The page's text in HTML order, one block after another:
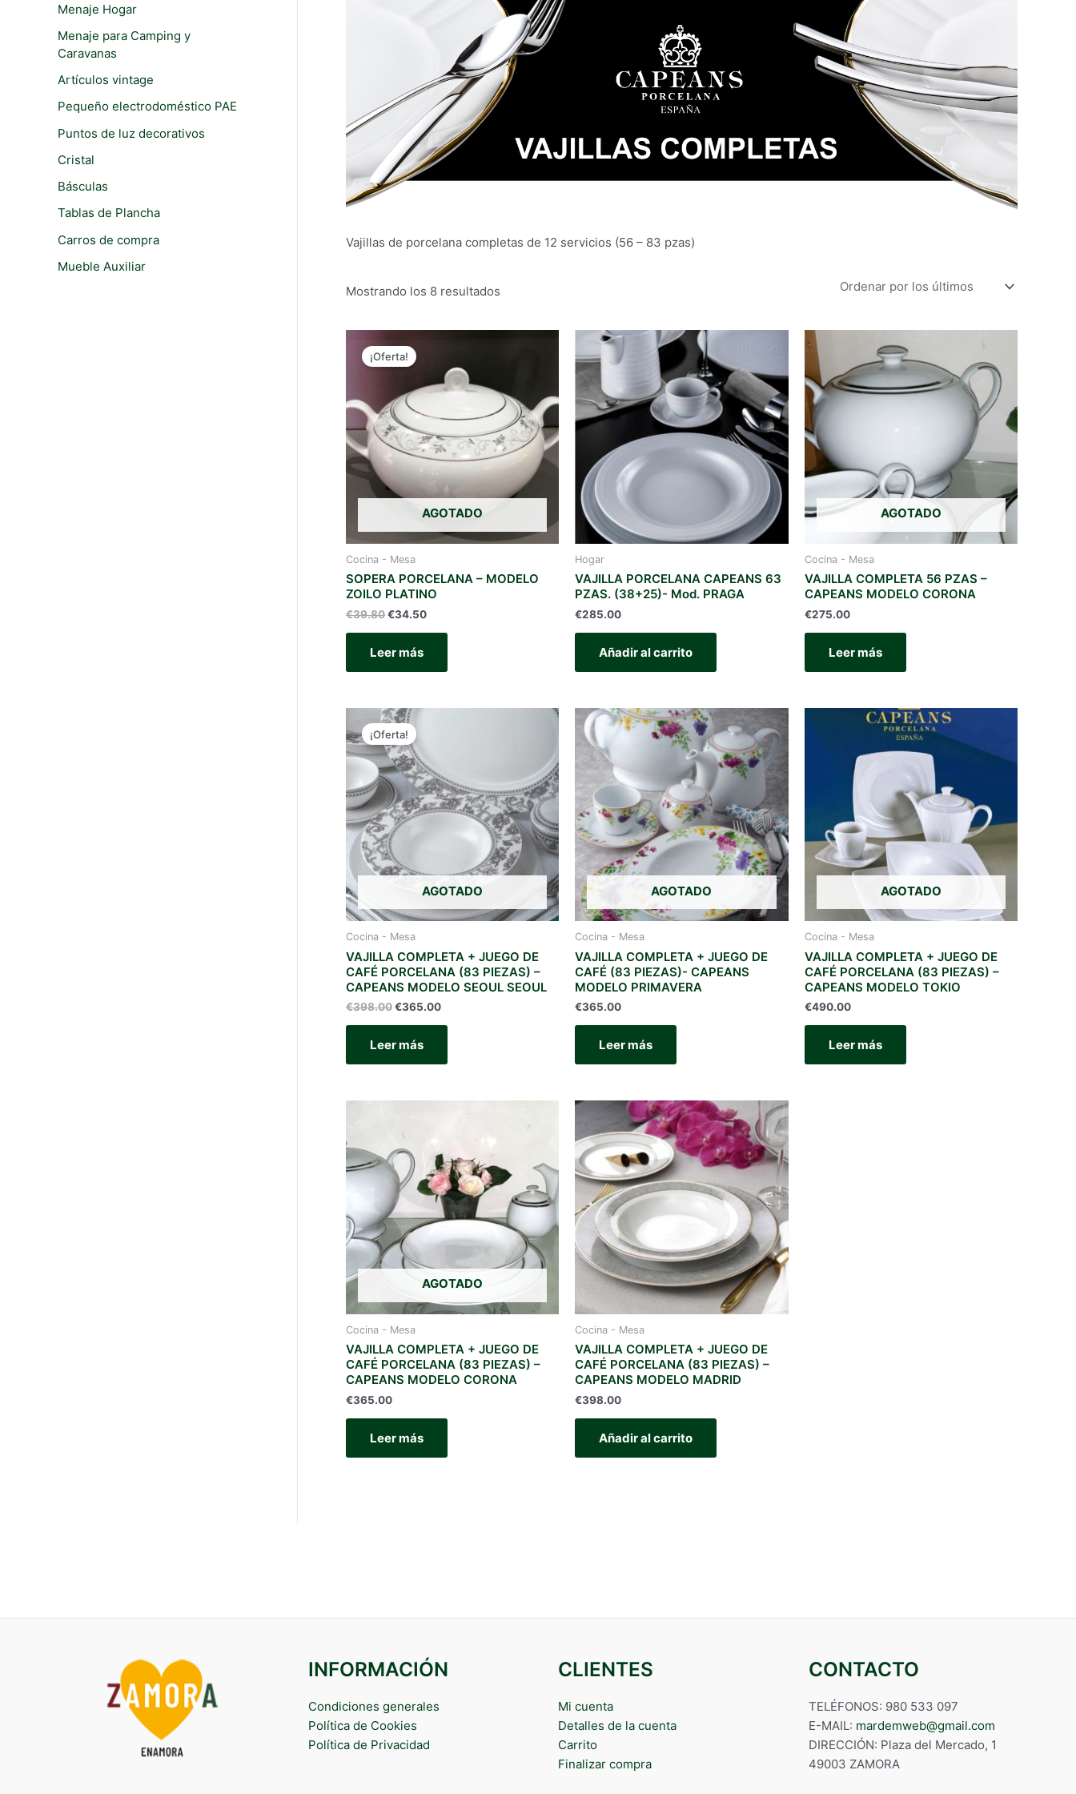
:
Menaje Hogar
Menaje para Camping y
Caravanas
Artículos vintage
Pequeño electrodoméstico PAE
Puntos de luz decorativos
Cristal
Básculas
Tablas de Plancha
Carros de compra
Mueble Auxiliar
Vajillas de porcelana completas de 12 servicios (56 – 83 pzas)
Mostrando los 8 resultados
últimos
AGOTADO
¡Oferta!
Cocina - Mesa
SOPERA PORCELANA – MODELO
ZOILO PLATINO
€39.80El
era:
€34.50El
€34.50.
Leer más
Hogar
VAJILLA PORCELANA CAPEANS 63
PZAS. (38+25)- Mod. PRAGA
€285.00
Añadir al carrito
AGOTADO
Cocina - Mesa
VAJILLA COMPLETA 56 PZAS –
CAPEANS MODELO CORONA
€275.00
Leer más
AGOTADO
¡Oferta!
Cocina - Mesa
VAJILLA COMPLETA + JUEGO DE
CAFÉ PORCELANA (83 PIEZAS) –
CAPEANS MODELO SEOUL SEOUL
€398.00El
era:
€365.00El
€365.00.
Leer más
AGOTADO
Cocina - Mesa
VAJILLA COMPLETA + JUEGO DE
CAFÉ (83 PIEZAS)- CAPEANS
MODELO PRIMAVERA
€365.00
Leer más
AGOTADO
Cocina - Mesa
VAJILLA COMPLETA + JUEGO DE
CAFÉ PORCELANA (83 PIEZAS) –
CAPEANS MODELO TOKIO
€490.00
Leer más
AGOTADO
Cocina - Mesa
VAJILLA COMPLETA + JUEGO DE
CAFÉ PORCELANA (83 PIEZAS) –
CAPEANS MODELO CORONA
€365.00
Leer más
Cocina - Mesa
VAJILLA COMPLETA + JUEGO DE
CAFÉ PORCELANA (83 PIEZAS) –
CAPEANS MODELO MADRID
€398.00
Añadir al carrito
INFORMACIÓN
Condiciones generales
Política de Cookies
Política de Privacidad
CLIENTES
Mi cuenta
Detalles de la cuenta
Carrito
Finalizar compra
CONTACTO
TELÉFONOS: 980 533 097
E-MAIL: mardemweb@gmail.com
DIRECCIÓN: Plaza del Mercado, 1
49003 ZAMORA